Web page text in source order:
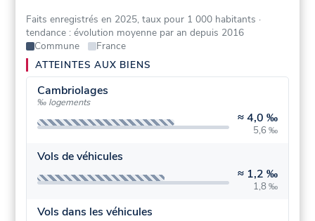
Faits enregistrés en 2025, taux pour 1 000 habitants ·
tendance : évolution moyenne par an depuis 2016
Commune
France
ATTEINTES AUX BIENS
Cambriolages
‰ logements
≈4,0 ‰
5,6 ‰
Vols de véhicules
≈ 1,2 ‰
1,8 ‰
Vols dans les véhicules